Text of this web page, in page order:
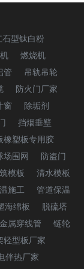
石型钛白粉
燃烧机
管
吊轨吊轮
防火门厂家
窗
除垢剂
挡烟垂壁
橡塑板专用胶
场围网
防盗门
模板
清水模板
施工
管道保温
海绵板
脱硫塔
金属穿线管
链轮
轻型板厂家
伴热厂家